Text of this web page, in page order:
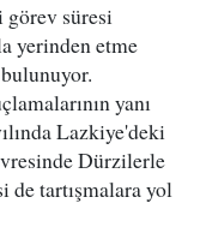
görev süresi
yerinden etme
yanı
Lazkiye'deki
Dürzilerle
de tartışmalara yol